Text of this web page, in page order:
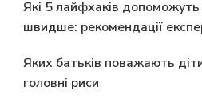
Які 5 лайфхаків допоможуть
швидше: рекомендації
Яких батьків поважають
головні риси